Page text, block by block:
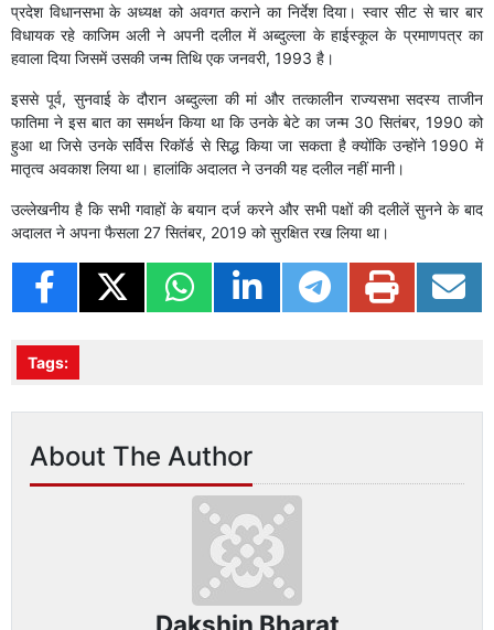
प्रदेश विधानसभा के अध्यक्ष को अवगत कराने का निर्देश दिया। स्वार सीट से चार बार
विधायक रहे काजिम अली ने अपनी दलील में अब्दुल्ला के हाईस्कूल के प्रमाणपत्र का
हवाला दिया जिसमें उसकी जन्म तिथि एक जनवरी, 1993 है।
इससे पूर्व, सुनवाई के दौरान अब्दुल्ला की मां और तत्कालीन राज्यसभा सदस्य ताजीन
फातिमा ने इस बात का समर्थन किया था कि उनके बेटे का जन्म 30 सितंबर, 1990 को
हुआ था जिसे उनके सर्विस रिकॉर्ड से सिद्ध किया जा सकता है क्योंकि उन्होंने 1990 में
मातृत्व अवकाश लिया था। हालांकि अदालत ने उनकी यह दलील नहीं मानी।
उल्लेखनीय है कि सभी गवाहों के बयान दर्ज करने और सभी पक्षों की दलीलें सुनने के बाद
अदालत ने अपना फैसला 27 सितंबर, 2019 को सुरक्षित रख लिया था।
Tags:
About The Author
Dakshin Bharat